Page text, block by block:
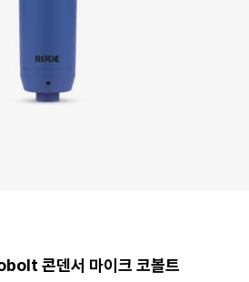
콘덴서 마이크 코볼트